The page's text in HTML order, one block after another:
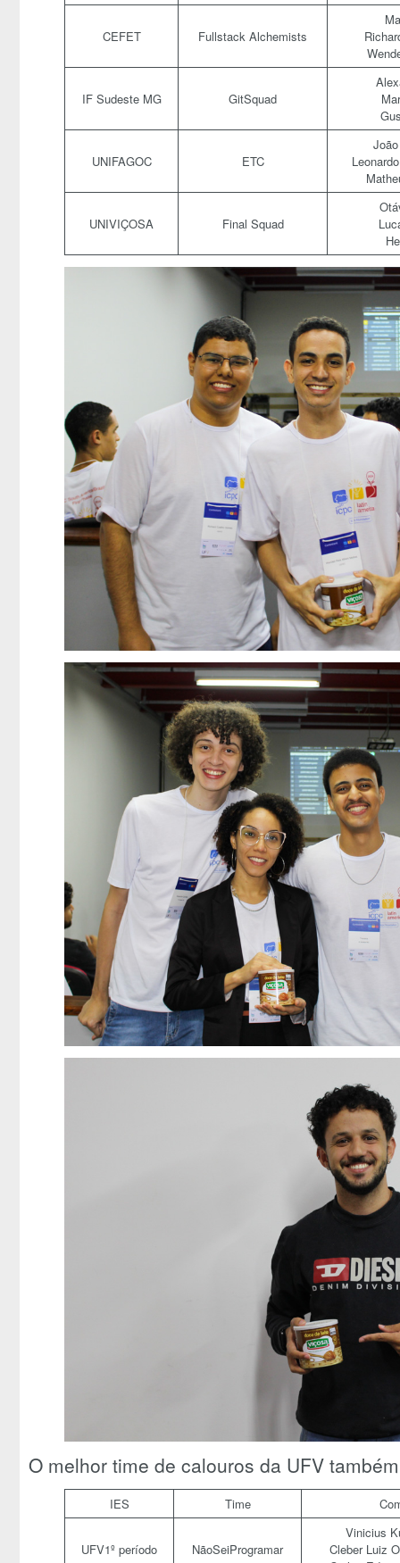
CEFET Fullstack Alchemists
IF Sudeste MG GitSquad
UNIFAGOC ETC
UNIVIÇOSA Final Squad
O melhor time de calouros da UFV
IES Time
UFV1º período NãoSeiProgramar
Vinicius
Cleber Luiz